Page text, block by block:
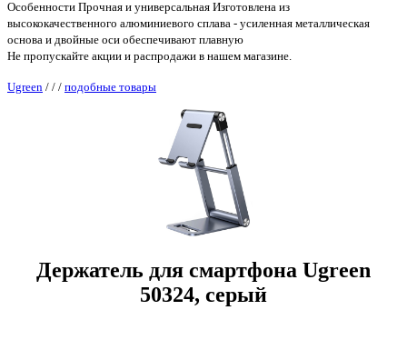
Особенности Прочная и универсальная Изготовлена из
высококачественного алюминиевого сплава - усиленная металлическая
основа и двойные оси обеспечивают плавную
Не пропускайте акции и распродажи в нашем магазине.
Ugreen / / / подобные товары
Держатель для смартфона Ugreen
50324, серый